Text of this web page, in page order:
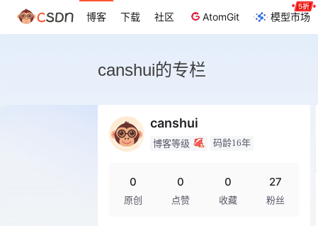
博客 下载 社区 AtomGit 模型市场
canshui的专栏
canshui
博客等级 码龄16年
0
原创
0
点赞
0
收藏
27
粉丝